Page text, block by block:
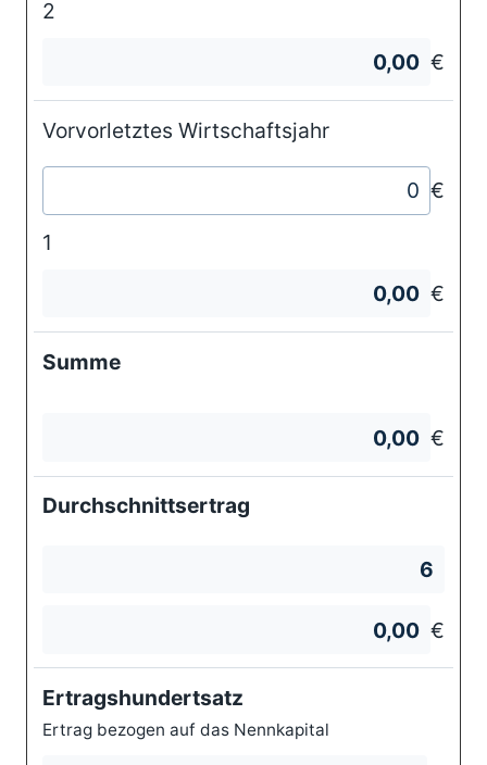
2
€
Vorvorletztes Wirtschaftsjahr
€
1
€
Summe
€
Durchschnittsertrag
€
Ertragshundertsatz
Ertrag bezogen auf das Nennkapital